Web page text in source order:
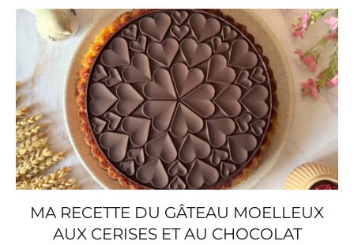
MA RECETTE DU GÂTEAU MOELLEUX
AUX CERISES ET AU CHOCOLAT